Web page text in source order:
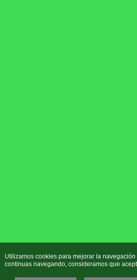
Utilizamos cookies para mejorar la
continuas navegando, consideramos que